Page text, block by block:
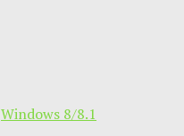
Windows 8/8.1